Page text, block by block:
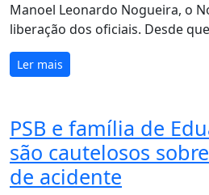
Manoel Leonardo Nogueira, o
liberação dos oficiais. Desde
Ler mais
PSB e família de
são cautelosos
de acidente